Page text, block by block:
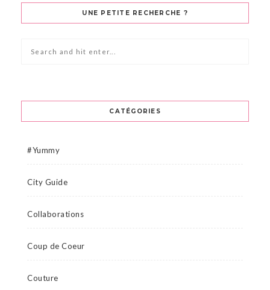
UNE PETITE RECHERCHE ?
CATÉGORIES
#Yummy
City Guide
Collaborations
Coup de Coeur
Couture